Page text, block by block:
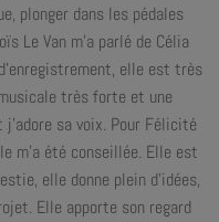
plonger dans les pédales
Le Van m’a parlé de Célia
elle est très
très forte et une
sa voix. Pour Félicité
m’a été conseillée. Elle est
elle donne plein d’idées,
Elle apporte son regard